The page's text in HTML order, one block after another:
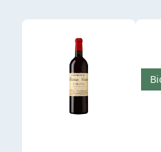
Produktgalerie